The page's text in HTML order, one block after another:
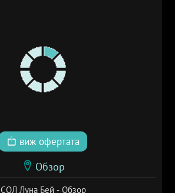
виж офертата
Обзор
СОЛ Луна Бей - Обзор